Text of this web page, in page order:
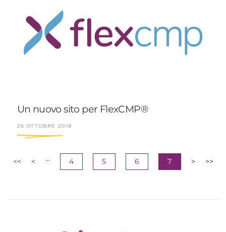
Un nuovo sito per FlexCMP®
26 OTTOBRE 2018
<< < ... 4 5 6 7 > >>